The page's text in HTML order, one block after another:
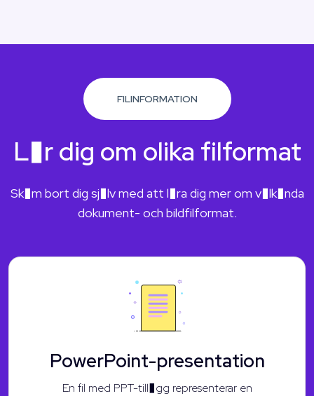
FILINFORMATION
L�r dig om olika filformat
Sk�m bort dig sj�lv med att l�ra dig mer om v�lk�nda
dokument- och bildfilformat.
PowerPoint-presentation
En fil med PPT-till�gg representerar en